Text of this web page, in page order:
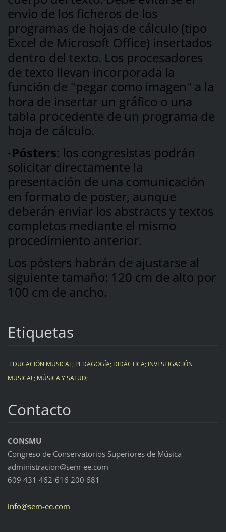
envío de los ficheros de los
programas de hojas de cálculo (tipo
Excel de Microsoft Office) insertados
dentro del texto. Los procesadores
de texto llevan incorporada la
función de "pegar como imagen" a la
hora de insertar un gráfico o una
tabla procedente de un programa de
hoja de cálculo.
-Pósters: los congresistas podrán
solicitar directamente la
presentación de una comunicación
en formato de poster, aunque
deberán enviar los abstracts y textos
completos mediante el mismo
procedimiento anterior.
Los pósters habrán de ajustarse al
siguiente tamaño: 120 cm de alto por
100 cm de ancho.
Etiquetas
EDUCACIÓN MUSICAL; PEDAGOGÍA; DIDÁCTICA; INVESTIGACIÓN
MUSICAL; MÚSICA Y SALUD;
Contacto
CONSMU
Congreso de Conservatorios Superiores de Música
administracion@sem-ee.com
609 431 462-616 200 681
info@sem-ee.com